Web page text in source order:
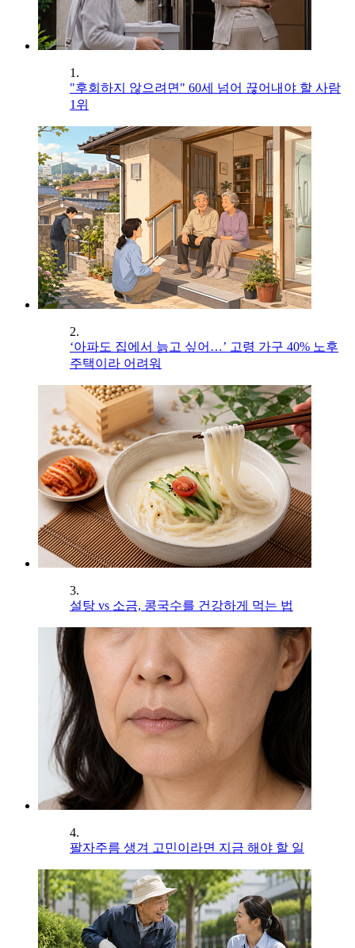
1.
"후회하지 않으려면" 60세 넘어 끊어내야 할 사람
1위
2.
‘아파도 집에서 늙고 싶어…’ 고령 가구 40% 노후
주택이라 어려워
3.
설탕 vs 소금, 콩국수를 건강하게 먹는 법
4.
팔자주름 생겨 고민이라면 지금 해야 할 일